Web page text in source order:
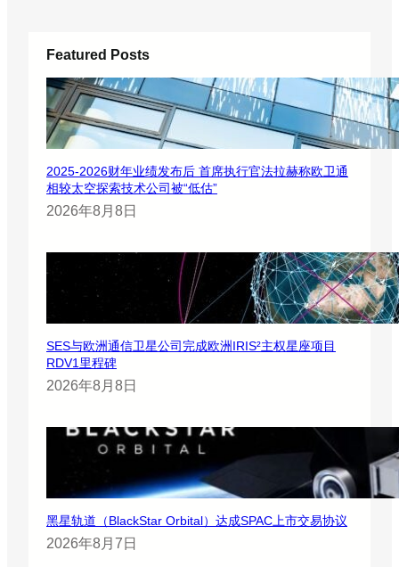
Featured Posts
2025-2026财年业绩发布后 首席执行官法拉赫称欧卫通
相较太空探索技术公司被“低估”
2026年8月8日
SES与欧洲通信卫星公司完成欧洲IRIS²主权星座项目
RDV1里程碑
2026年8月8日
黑星轨道（BlackStar Orbital）达成SPAC上市交易协议
2026年8月7日